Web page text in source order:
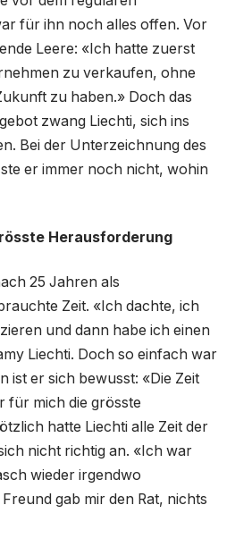
für ihn noch alles offen. Vor
Leere: «Ich hatte zuerst
zu verkaufen, ohne
zu haben.» Doch das
zwang Liechti, sich ins
Bei der Unterzeichnung des
er immer noch nicht, wohin
Herausforderung
25 Jahren als
Zeit. «Ich dachte, ich
und dann habe ich einen
Liechti. Doch so einfach war
ist er sich bewusst: «Die Zeit
für mich die grösste
hatte Liechti alle Zeit der
nicht richtig an. «Ich war
wieder irgendwo
gab mir den Rat, nichts